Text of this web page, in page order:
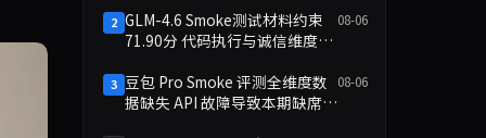
2 GLM-4.6 Smoke测试材料约束
71.90分 代码执行与诚信维度双
08-06
3 豆包 Pro Smoke 评测全维度数
据缺失 API 故障导致本期缺席主
08-06